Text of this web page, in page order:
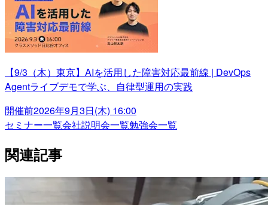
【9/3（木）東京】AIを活用した障害対応最前線 | DevOps
Agentライブデモで学ぶ、自律型運用の実践
開催前2026年9月3日(木) 16:00
セミナー一覧会社説明会一覧勉強会一覧
関連記事